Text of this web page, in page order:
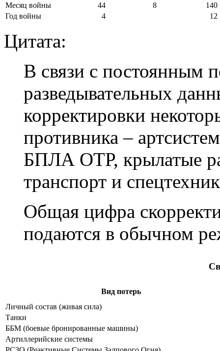
Месяц войны
44 8
140
Год войны
4 12
Цитата:
В связи с постоянным
разведывательных
корректировки
противника –
БПЛА ОТР, крылатые
транспорт и
Общая цифра
подаются в обычном
Вид потерь
Личный состав (живая сила)
Танки
ББМ (боевые бронированные машины)
Артиллерийские системы